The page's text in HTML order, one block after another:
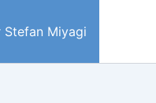
Stefan Miyagi